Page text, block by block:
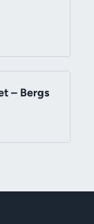
– Bergs